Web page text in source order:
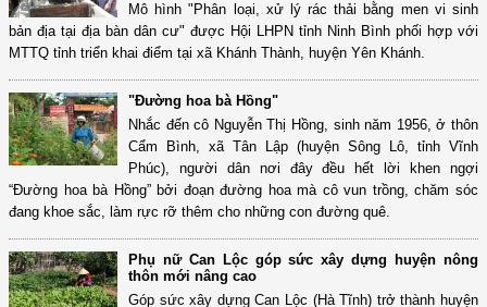
Mô hình "Phân loại, xử lý rác thải bằng men vi sinh
bản địa tại địa bàn dân cư" được Hội LHPN tỉnh Ninh Bình phối hợp với
MTTQ tỉnh triển khai điểm tại xã Khánh Thành, huyện Yên Khánh.
"Đường hoa bà Hồng"
Nhắc đến cô Nguyễn Thị Hồng, sinh năm 1956, ở thôn
Cẩm Bình, xã Tân Lập (huyện Sông Lô, tỉnh Vĩnh
Phúc), người dân nơi đây đều hết lời khen ngợi
“Đường hoa bà Hồng” bởi đoạn đường hoa mà cô vun trồng, chăm sóc
đang khoe sắc, làm rực rỡ thêm cho những con đường quê.
Phụ nữ Can Lộc góp sức xây dựng huyện nông
thôn mới nâng cao
Góp sức xây dựng Can Lộc (Hà Tĩnh) trở thành huyện